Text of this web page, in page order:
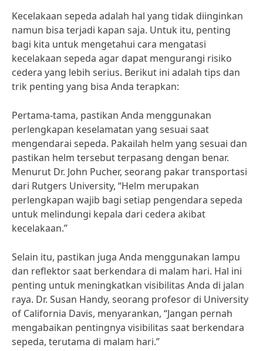
Kecelakaan sepeda adalah hal yang tidak diinginkan
namun bisa terjadi kapan saja. Untuk itu, penting
bagi kita untuk mengetahui cara mengatasi
kecelakaan sepeda agar dapat mengurangi risiko
cedera yang lebih serius. Berikut ini adalah tips dan
trik penting yang bisa Anda terapkan:
Pertama-tama, pastikan Anda menggunakan
perlengkapan keselamatan yang sesuai saat
mengendarai sepeda. Pakailah helm yang sesuai dan
pastikan helm tersebut terpasang dengan benar.
Menurut Dr. John Pucher, seorang pakar transportasi
dari Rutgers University, “Helm merupakan
perlengkapan wajib bagi setiap pengendara sepeda
untuk melindungi kepala dari cedera akibat
kecelakaan.”
Selain itu, pastikan juga Anda menggunakan lampu
dan reflektor saat berkendara di malam hari. Hal ini
penting untuk meningkatkan visibilitas Anda di jalan
raya. Dr. Susan Handy, seorang profesor di University
of California Davis, menyarankan, “Jangan pernah
mengabaikan pentingnya visibilitas saat berkendara
sepeda, terutama di malam hari.”